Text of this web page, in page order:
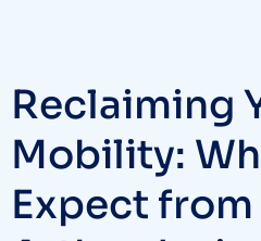
Reclaiming
Mobility:
Expect